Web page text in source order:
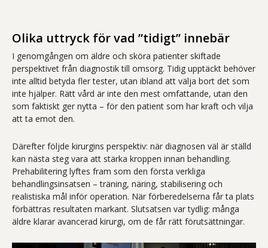
Olika uttryck för vad ”tidigt” innebär
I genomgången om äldre och sköra patienter skiftade
perspektivet från diagnostik till omsorg. Tidig upptäckt behöver
inte alltid betyda fler tester, utan ibland att välja bort det som
inte hjälper. Rätt vård är inte den mest omfattande, utan den
som faktiskt ger nytta – för den patient som har kraft och vilja
att ta emot den.
Därefter följde kirurgins perspektiv: när diagnosen väl är ställd
kan nästa steg vara att stärka kroppen innan behandling.
Prehabilitering lyftes fram som den första verkliga
behandlingsinsatsen – träning, näring, stabilisering och
realistiska mål inför operation. När förberedelserna får ta plats
förbättras resultaten markant. Slutsatsen var tydlig: många
äldre klarar avancerad kirurgi, om de får rätt förutsättningar.